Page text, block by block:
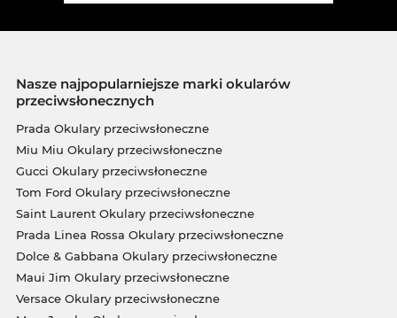
Nasze najpopularniejsze marki okularów
przeciwsłonecznych
Prada Okulary przeciwsłoneczne
Miu Miu Okulary przeciwsłoneczne
Gucci Okulary przeciwsłoneczne
Tom Ford Okulary przeciwsłoneczne
Saint Laurent Okulary przeciwsłoneczne
Prada Linea Rossa Okulary przeciwsłoneczne
Dolce & Gabbana Okulary przeciwsłoneczne
Maui Jim Okulary przeciwsłoneczne
Versace Okulary przeciwsłoneczne